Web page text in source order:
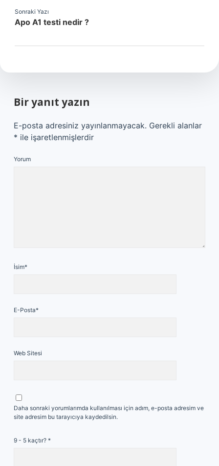
Sonraki Yazı
Apo A1 testi nedir ?
Bir yanıt yazın
E-posta adresiniz yayınlanmayacak. Gerekli alanlar
* ile işaretlenmişlerdir
Yorum
İsim*
E-Posta*
Web Sitesi
Daha sonraki yorumlarımda kullanılması için adım, e-posta adresim ve
site adresim bu tarayıcıya kaydedilsin.
9 - 5 kaçtır? *